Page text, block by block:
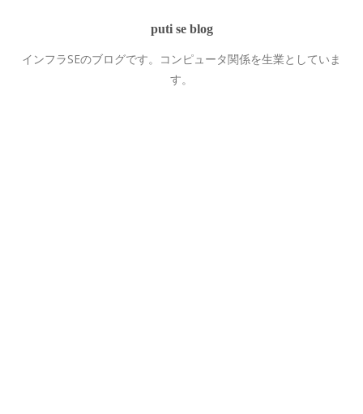
puti se blog
インフラSEのブログです。コンピュータ関係を生業としていま
す。